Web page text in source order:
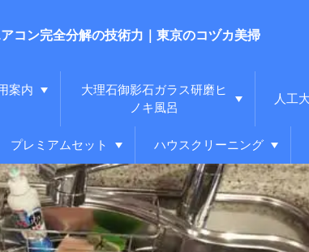
コン完全分解の技術力｜東京のコヅカ美掃
案内
大理石御影石ガラス研磨ヒ
ノキ風呂
人工
プレミアムセット ハウスクリーニング